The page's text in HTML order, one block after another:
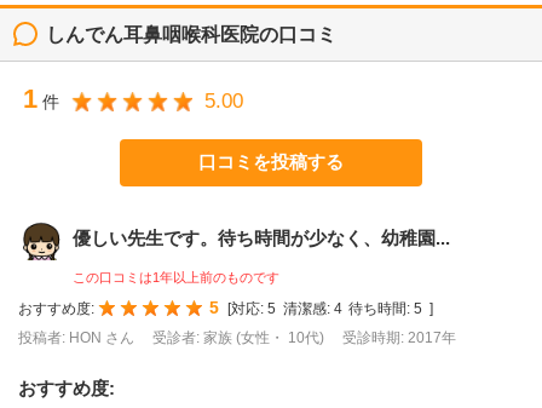
しんでん耳鼻咽喉科医院の口コミ
1 件 5.00
口コミを投稿する
優しい先生です。待ち時間が少なく、幼稚園...
この口コミは1年以上前のものです
おすすめ度: 5 [対応: 5 清潔感: 4 待ち時間: 5 ]
投稿者: HON さん
受診者: 家族 (女性・ 10代) 受診時期: 2017年
おすすめ度: